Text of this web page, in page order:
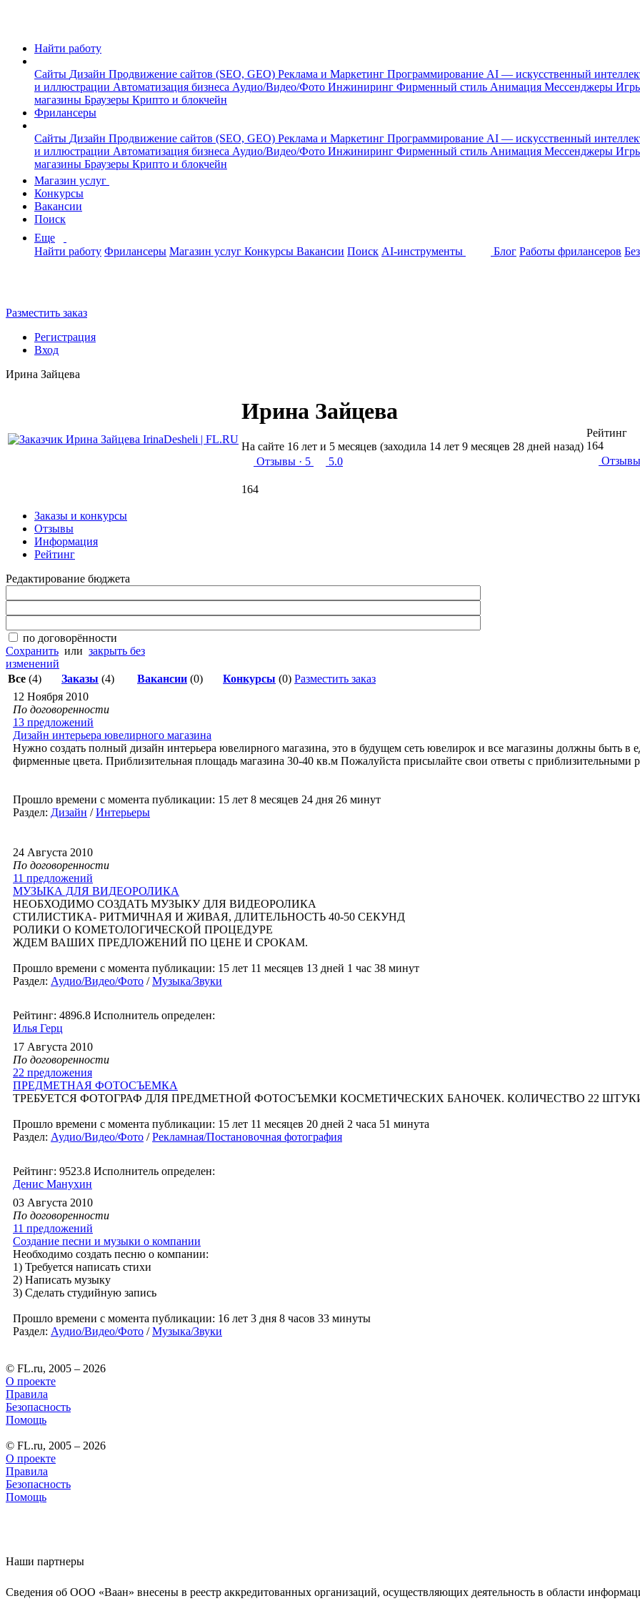
Найти работу
Сайты Дизайн Продвижение сайтов (SEO, GEO) Реклама и Маркетинг Программирование AI — искусственный
и иллюстрации Автоматизация бизнеса Аудио/Видео/Фото Инжиниринг Фирменный стиль Анимация Мессенджеры
магазины Браузеры Крипто и блокчейн
Фрилансеры
Сайты Дизайн Продвижение сайтов (SEO, GEO) Реклама и Маркетинг Программирование AI — искусственный
и иллюстрации Автоматизация бизнеса Аудио/Видео/Фото Инжиниринг Фирменный стиль Анимация Мессенджеры
магазины Браузеры Крипто и блокчейн
Магазин услуг
Конкурсы
Вакансии
Поиск
Еще
Найти работу Фрилансеры Магазин услуг Конкурсы Вакансии Поиск AI-инструменты Блог Работы фрилансеров
Разместить заказ
Регистрация
Вход
Ирина Зайцева
Ирина Зайцева
На сайте 16 лет и 5 месяцев (заходила 14 лет 9 месяцев 28 дней назад)
Отзывы · 5 5.0
164
Рейтинг
164
Отзывы
Заказы и конкурсы
Отзывы
Информация
Рейтинг
Редактирование бюджета
по договорённости
Сохранить или закрыть без
изменений
Все (4) Заказы (4) Вакансии (0) Конкурсы (0) Разместить заказ
12 Ноября 2010
По договоренности
13 предложений
Дизайн интерьера ювелирного магазина
Нужно создать полный дизайн интерьера ювелирного магазина, это в будущем сеть ювелирок и все магазины должны быть в
фирменные цвета. Приблизительная площадь магазина 30-40 кв.м Пожалуйста присылайте свои ответы с приблизительными
Прошло времени с момента публикации: 15 лет 8 месяцев 24 дня 26 минут
Раздел: Дизайн /Интерьеры
24 Августа 2010
По договоренности
11 предложений
МУЗЫКА ДЛЯ ВИДЕОРОЛИКА
НЕОБХОДИМО СОЗДАТЬ МУЗЫКУ ДЛЯ ВИДЕОРОЛИКА
СТИЛИСТИКА- РИТМИЧНАЯ И ЖИВАЯ, ДЛИТЕЛЬНОСТЬ 40-50 СЕКУНД
РОЛИКИ О КОМЕТОЛОГИЧЕСКОЙ ПРОЦЕДУРЕ
ЖДЕМ ВАШИХ ПРЕДЛОЖЕНИЙ ПО ЦЕНЕ И СРОКАМ.
Прошло времени с момента публикации: 15 лет 11 месяцев 13 дней 1 час 38 минут
Раздел: Аудио/Видео/Фото /Музыка/Звуки
Рейтинг: 4896.8 Исполнитель определен:
Илья Герц
17 Августа 2010
По договоренности
22 предложения
ПРЕДМЕТНАЯ ФОТОСЪЕМКА
ТРЕБУЕТСЯ ФОТОГРАФ ДЛЯ ПРЕДМЕТНОЙ ФОТОСЪЕМКИ КОСМЕТИЧЕСКИХ БАНОЧЕК. КОЛИЧЕСТВО 22
Прошло времени с момента публикации: 15 лет 11 месяцев 20 дней 2 часа 51 минута
Раздел: Аудио/Видео/Фото /Рекламная/Постановочная фотография
Рейтинг: 9523.8 Исполнитель определен:
Денис Манухин
03 Августа 2010
По договоренности
11 предложений
Создание песни и музыки о компании
Необходимо создать песню о компании:
1) Требуется написать стихи
2) Написать музыку
3) Сделать студийную запись
Прошло времени с момента публикации: 16 лет 3 дня 8 часов 33 минуты
Раздел: Аудио/Видео/Фото /Музыка/Звуки
© FL.ru, 2005 – 2026
О проекте
Правила
Безопасность
Помощь
© FL.ru, 2005 – 2026
О проекте
Правила
Безопасность
Помощь
Наши партнеры
Сведения об ООО «Ваан» внесены в реестр аккредитованных организаций, осуществляющих деятельность в области